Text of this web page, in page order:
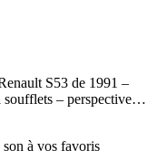
S53 de 1991 –
soufflets – perspective…